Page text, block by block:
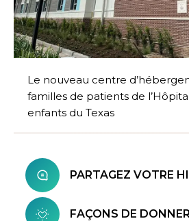
Le nouveau centre
familles de patients de
enfants du Texas
PARTAGEZ VOTRE
FAÇONS DE DONNER